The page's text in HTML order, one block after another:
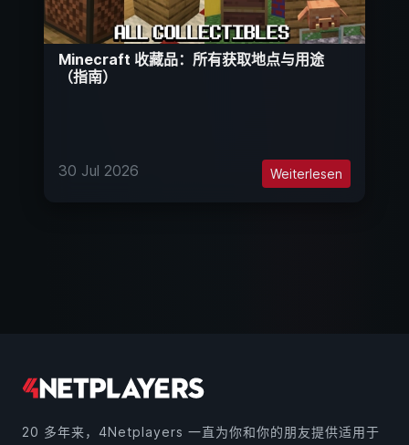
Minecraft 收藏品：所有获取地点与用途
（指南）
30 Jul 2026 Weiterlesen
20 多年来，4Netplayers 一直为你和你的朋友提供适用于